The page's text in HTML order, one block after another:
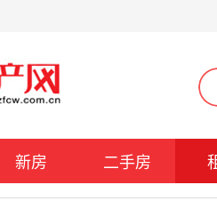
新房 二手房